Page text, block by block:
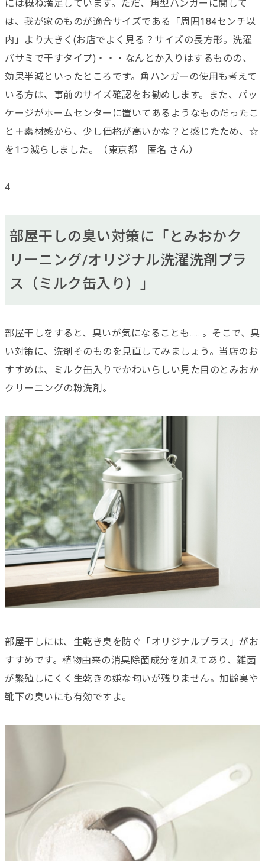
には概ね満足しています。ただ、角型ハンガーに関して
は、我が家のものが適合サイズである「周囲184センチ以
内」より大きく(お店でよく見る？サイズの長方形。洗濯
バサミで干すタイプ)・・・なんとか入りはするものの、
効果半減といったところです。角ハンガーの使用も考えて
いる方は、事前のサイズ確認をお勧めします。また、パッ
ケージがホームセンターに置いてあるようなものだったこ
と＋素材感から、少し価格が高いかな？と感じたため、☆
を1つ減らしました。（東京都 匿名 さん）
4
部屋干しの臭い対策に「とみおかク
リーニング/オリジナル洗濯洗剤プラ
ス（ミルク缶入り）」
部屋干しをすると、臭いが気になることも……。そこで、臭
い対策に、洗剤そのものを見直してみましょう。当店のお
すすめは、ミルク缶入りでかわいらしい見た目のとみおか
クリーニングの粉洗剤。
部屋干しには、生乾き臭を防ぐ「オリジナルプラス」がお
すすめです。植物由来の消臭除菌成分を加えてあり、雑菌
が繁殖しにくく生乾きの嫌な匂いが残りません。加齢臭や
靴下の臭いにも有効ですよ。